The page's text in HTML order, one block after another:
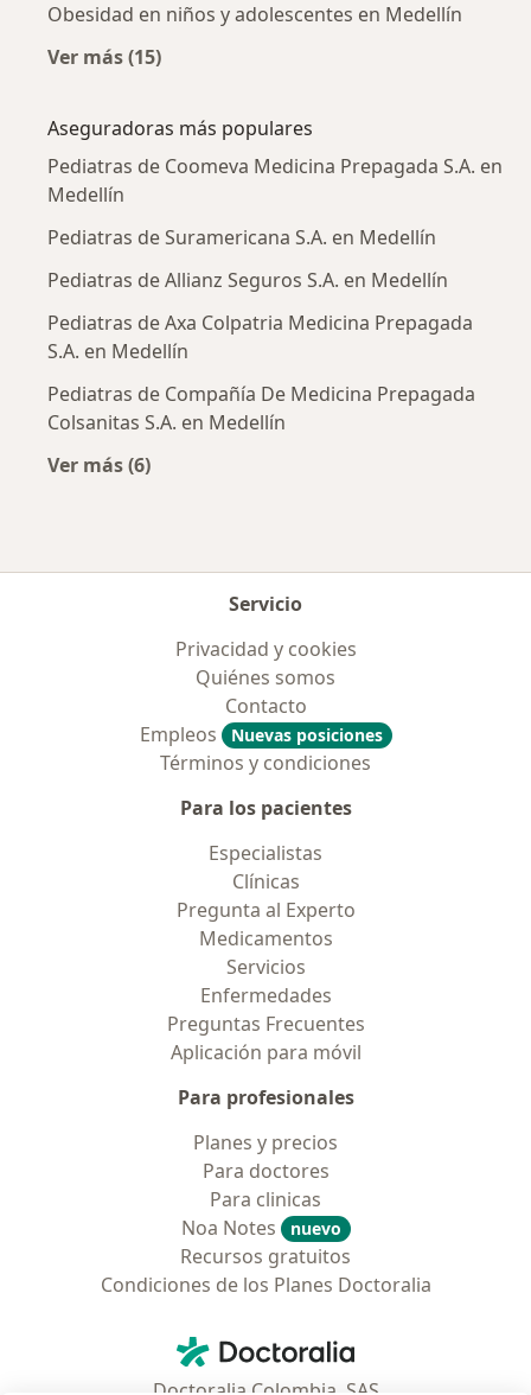
Obesidad en niños y adolescentes en Medellín
Ver más (15)
Aseguradoras más populares
Pediatras de Coomeva Medicina Prepagada S.A. en
Medellín
Pediatras de Suramericana S.A. en Medellín
Pediatras de Allianz Seguros S.A. en Medellín
Pediatras de Axa Colpatria Medicina Prepagada
S.A. en Medellín
Pediatras de Compañía De Medicina Prepagada
Colsanitas S.A. en Medellín
Ver más (6)
Servicio
Privacidad y cookies
Quiénes somos
Contacto
Empleos
Nuevas posiciones
Términos y condiciones
Para los pacientes
Especialistas
Clínicas
Pregunta al Experto
Medicamentos
Servicios
Enfermedades
Preguntas Frecuentes
Aplicación para móvil
Para profesionales
Planes y precios
Para doctores
Para clinicas
Noa Notes
nuevo
Recursos gratuitos
Condiciones de los Planes Doctoralia
Doctoralia - Página de inicio